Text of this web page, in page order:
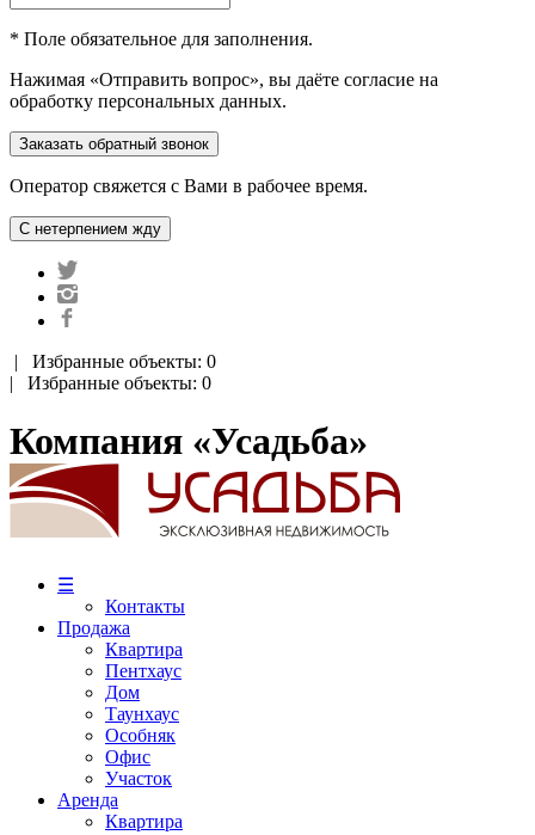
* Поле обязательное для заполнения.
Нажимая «Отправить вопрос», вы даёте согласие на
обработку персональных данных.
Оператор свяжется с Вами в рабочее время.
| Избранные объекты: 0
| Избранные объекты: 0
Компания «Усадьба»
☰
Контакты
Продажа
Квартира
Пентхаус
Дом
Таунхаус
Особняк
Офис
Участок
Аренда
Квартира